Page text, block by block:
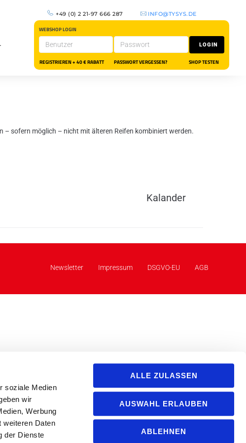
soziale Medien
wir
Werbung
weiteren Daten
der Dienste
ALLE ZULASSEN
AUSWAHL ERLAUBEN
ABLEHNEN
+49 (0) 2 21-97 666 287 INFO@TYSYS.DE
WEBSHOP LOGIN
REGISTRIEREN + 40 € RABATT PASSWORT VERGESSEN? SHOP TESTEN
– sofern möglich – nicht mit älteren Reifen kombiniert werden.
Kalander
Newsletter Impressum DSGVO-EU AGB